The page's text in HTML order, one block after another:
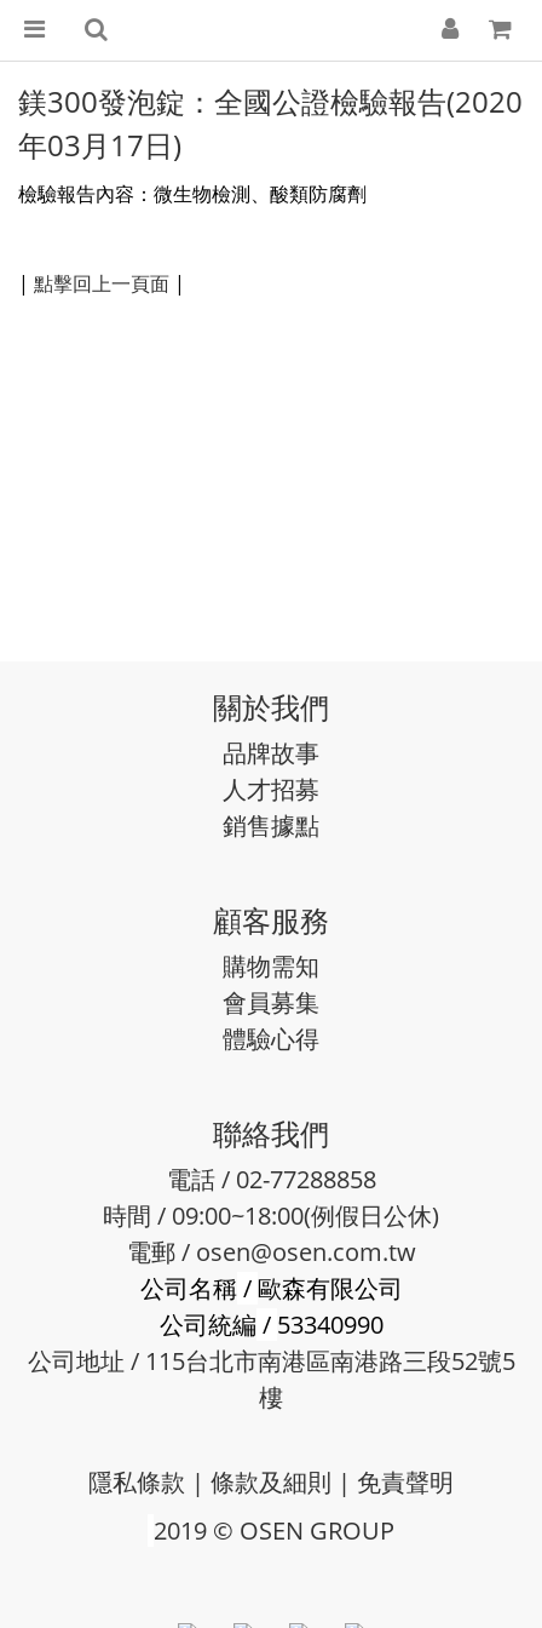
鎂300發泡錠：全國公證檢驗報告(2020
年03月17日)
檢驗報告內容： 微生物檢測、酸類防腐劑
| 點擊回上一頁面 |
關於我們
品牌故事
人才招募
銷售據點
顧客服務
購物需知
會員募集
體驗心得
聯絡我們
電話 / 02-77288858
時間 / 09:00~18:00(例假日公休)
電郵 / osen@osen.com.tw
公司名稱/歐森有限公司
公司統編 / 53340990
公司地址 / 115台北市南港區南港路三段52號5
樓
隱私條款 | 條款及細則 | 免責聲明
2019 © OSEN GROUP